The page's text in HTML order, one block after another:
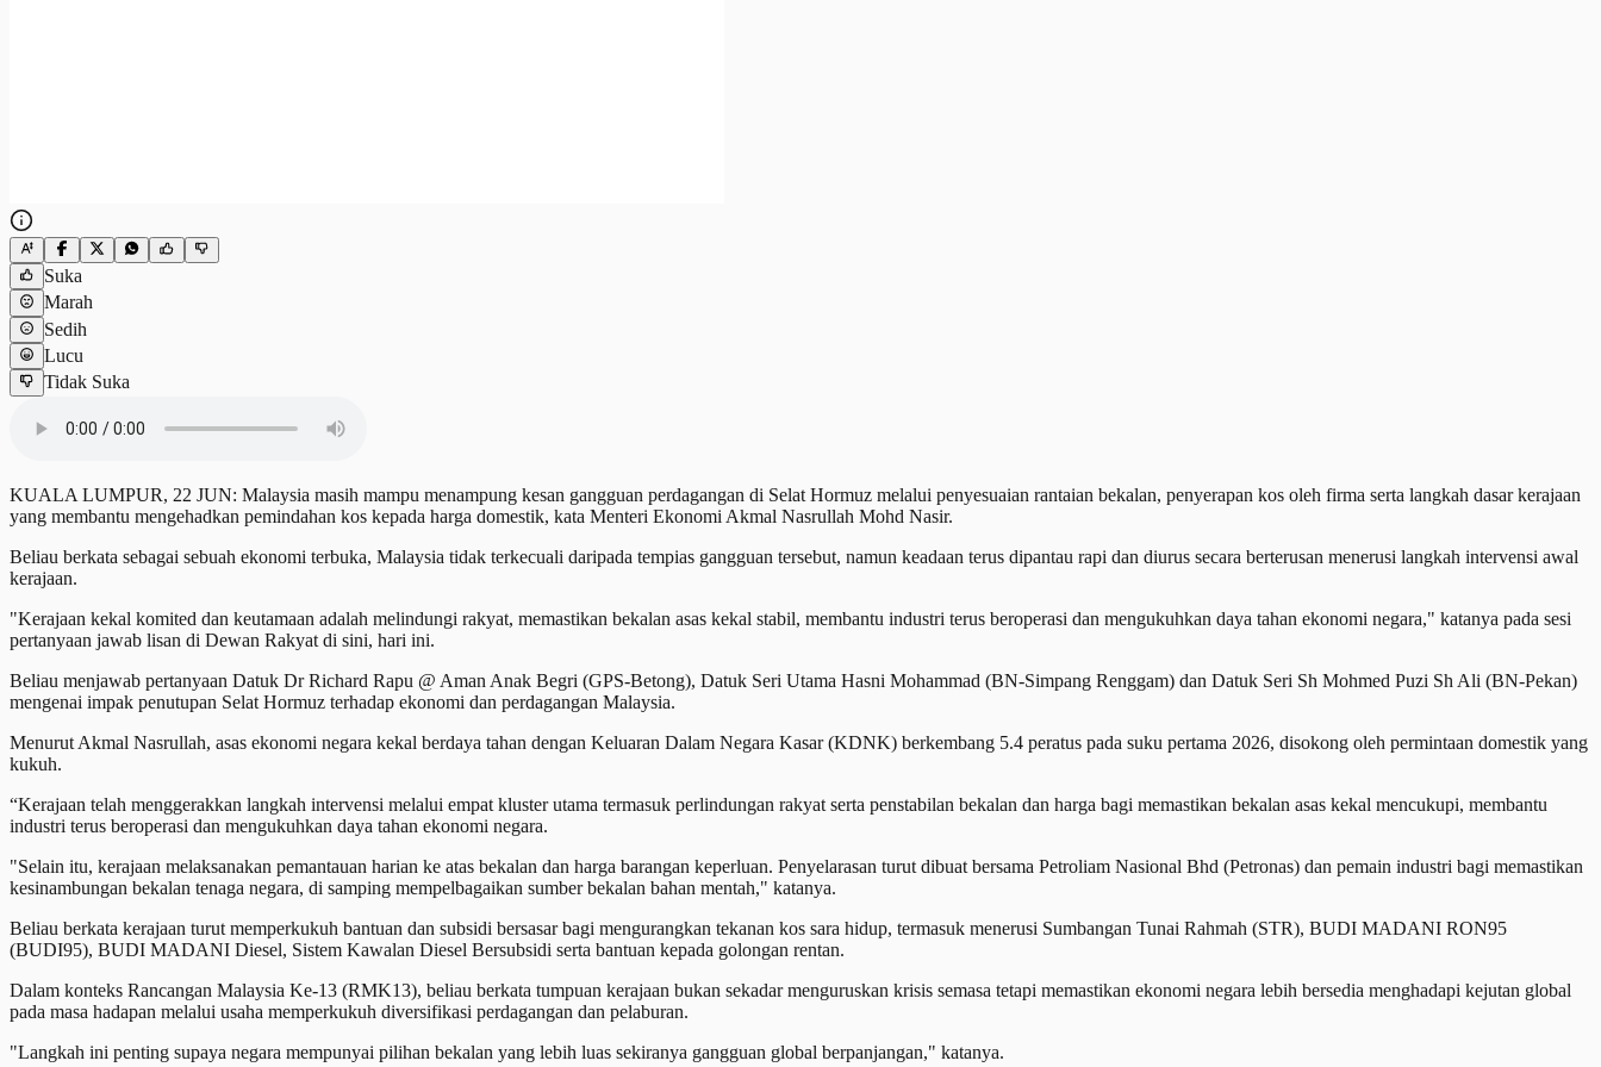
Suka
Marah
Sedih
Lucu
Tidak Suka
KUALA LUMPUR, 22 JUN: Malaysia masih mampu menampung kesan gangguan perdagangan di Selat Hormuz melalui penyesuaian rantaian bekalan, penyerapan kos oleh firma serta langkah dasar kerajaan
yang membantu mengehadkan pemindahan kos kepada harga domestik, kata Menteri Ekonomi Akmal Nasrullah Mohd Nasir.
Beliau berkata sebagai sebuah ekonomi terbuka, Malaysia tidak terkecuali daripada tempias gangguan tersebut, namun keadaan terus dipantau rapi dan diurus secara berterusan menerusi langkah intervensi awal
kerajaan.
"Kerajaan kekal komited dan keutamaan adalah melindungi rakyat, memastikan bekalan asas kekal stabil, membantu industri terus beroperasi dan mengukuhkan daya tahan ekonomi negara," katanya pada sesi
pertanyaan jawab lisan di Dewan Rakyat di sini, hari ini.
Beliau menjawab pertanyaan Datuk Dr Richard Rapu @ Aman Anak Begri (GPS-Betong), Datuk Seri Utama Hasni Mohammad (BN-Simpang Renggam) dan Datuk Seri Sh Mohmed Puzi Sh Ali (BN-Pekan)
mengenai impak penutupan Selat Hormuz terhadap ekonomi dan perdagangan Malaysia.
Menurut Akmal Nasrullah, asas ekonomi negara kekal berdaya tahan dengan Keluaran Dalam Negara Kasar (KDNK) berkembang 5.4 peratus pada suku pertama 2026, disokong oleh permintaan domestik yang
kukuh.
“Kerajaan telah menggerakkan langkah intervensi melalui empat kluster utama termasuk perlindungan rakyat serta penstabilan bekalan dan harga bagi memastikan bekalan asas kekal mencukupi, membantu
industri terus beroperasi dan mengukuhkan daya tahan ekonomi negara.
"Selain itu, kerajaan melaksanakan pemantauan harian ke atas bekalan dan harga barangan keperluan. Penyelarasan turut dibuat bersama Petroliam Nasional Bhd (Petronas) dan pemain industri bagi memastikan
kesinambungan bekalan tenaga negara, di samping mempelbagaikan sumber bekalan bahan mentah," katanya.
Beliau berkata kerajaan turut memperkukuh bantuan dan subsidi bersasar bagi mengurangkan tekanan kos sara hidup, termasuk menerusi Sumbangan Tunai Rahmah (STR), BUDI MADANI RON95
(BUDI95), BUDI MADANI Diesel, Sistem Kawalan Diesel Bersubsidi serta bantuan kepada golongan rentan.
Dalam konteks Rancangan Malaysia Ke-13 (RMK13), beliau berkata tumpuan kerajaan bukan sekadar menguruskan krisis semasa tetapi memastikan ekonomi negara lebih bersedia menghadapi kejutan global
pada masa hadapan melalui usaha memperkukuh diversifikasi perdagangan dan pelaburan.
"Langkah ini penting supaya negara mempunyai pilihan bekalan yang lebih luas sekiranya gangguan global berpanjangan," katanya.